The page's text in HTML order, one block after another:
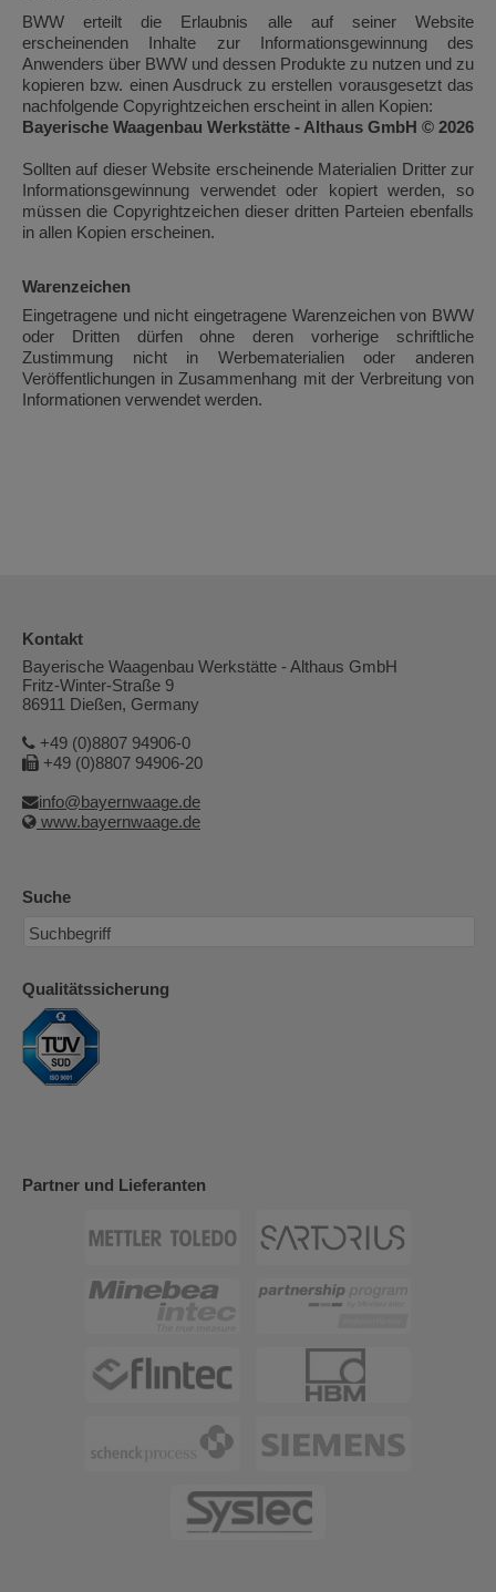
BWW erteilt die Erlaubnis alle auf seiner Website
erscheinenden Inhalte zur Informationsgewinnung des
Anwenders über BWW und dessen Produkte zu nutzen und zu
kopieren bzw. einen Ausdruck zu erstellen vorausgesetzt das
nachfolgende Copyrightzeichen erscheint in allen Kopien:
Bayerische Waagenbau Werkstätte - Althaus GmbH © 2026
Sollten auf dieser Website erscheinende Materialien Dritter zur
Informationsgewinnung verwendet oder kopiert werden, so
müssen die Copyrightzeichen dieser dritten Parteien ebenfalls
in allen Kopien erscheinen.
Warenzeichen
Eingetragene und nicht eingetragene Warenzeichen von BWW
oder Dritten dürfen ohne deren vorherige schriftliche
Zustimmung nicht in Werbematerialien oder anderen
Veröffentlichungen in Zusammenhang mit der Verbreitung von
Informationen verwendet werden.
Kontakt
Bayerische Waagenbau Werkstätte - Althaus GmbH
Fritz-Winter-Straße 9
86911 Dießen, Germany
+49 (0)8807 94906-0
+49 (0)8807 94906-20
info@bayernwaage.de
www.bayernwaage.de
Suche
Qualitätssicherung
Partner und Lieferanten